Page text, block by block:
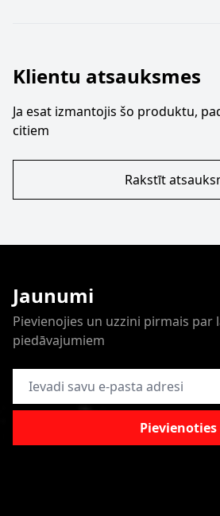
Klientu atsauksmes
Ja esat izmantojis šo produktu,
citiem
Rakstīt
Jaunumi
Pievienojies un uzzini pirmais par
piedāvajumiem
E-pasta adrese
Pievienoties